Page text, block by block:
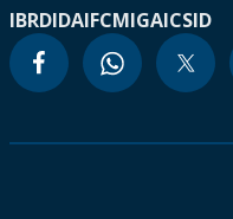
IBRDIDAIFCMIGAICSID